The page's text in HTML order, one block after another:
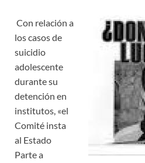
Con relación a
los casos de
suicidio
adolescente
durante su
detención en
institutos, «el
Comité insta
al Estado
Parte a